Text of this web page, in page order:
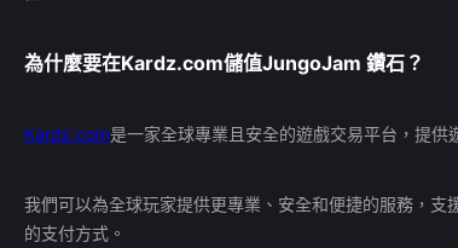
為什麼要在Kardz.com儲值JungoJam 鑽石 ？
Kardz.com是一家全球專業且安全的遊戲交易平台，提供
我們可以為全球玩家提供更專業、安全和便捷的服務，
的支付方式。